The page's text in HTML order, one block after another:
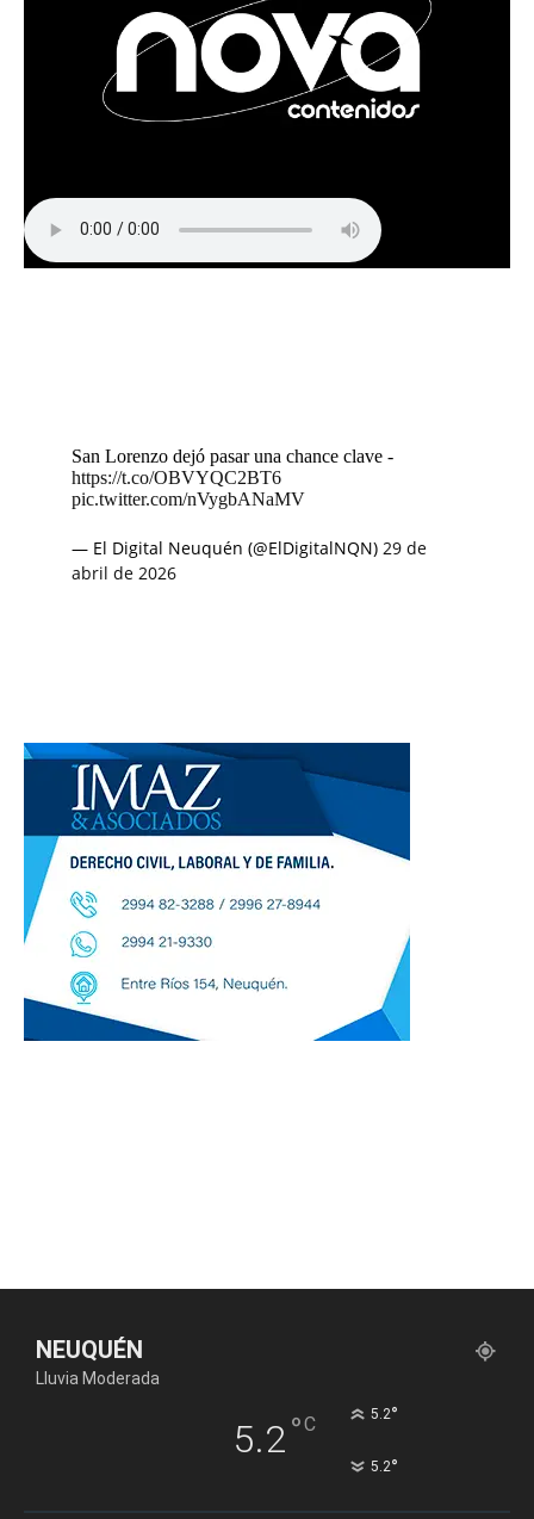
San Lorenzo dejó pasar una chance clave -
https://t.co/OBVYQC2BT6
pic.twitter.com/nVygbANaMV
— El Digital Neuquén (@ElDigitalNQN) 29 de
abril de 2026
NEUQUÉN
Lluvia Moderada
5.2°C 5.2°
5.2°